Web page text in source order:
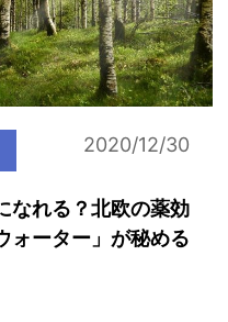
2020/12/30
なれる？北欧の薬効
ォーター」が秘める